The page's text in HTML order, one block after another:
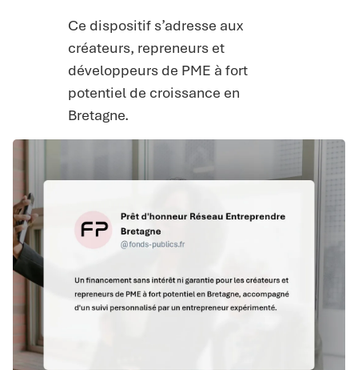
Ce dispositif s’adresse aux
créateurs, repreneurs et
développeurs de PME à fort
potentiel de croissance en
Bretagne.